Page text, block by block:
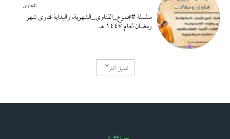
الفتاوى
سلسلة #مجموع_الفتاوى_الشهرية، والبداية فتاوى شهر
رمضان لعام ١٤٤٧ هـ
تحميل أكثر